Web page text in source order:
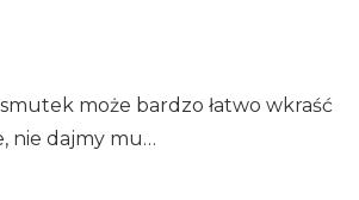
może bardzo łatwo wkraść
nie dajmy mu…